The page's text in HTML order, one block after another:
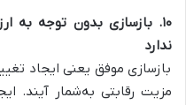
۱۰. بازسازی بدون توجه به
ندارد
بازسازی موفق یعنی ایجاد
مزیت رقابتی به‌شمار آیند.